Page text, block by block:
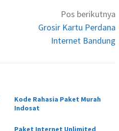
Pos berikutnya
Grosir Kartu Perdana
Internet Bandung
Kode Rahasia Paket Murah
Indosat
Paket Internet Unlimited